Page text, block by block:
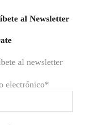
al Newsletter
al newsletter
electrónico*